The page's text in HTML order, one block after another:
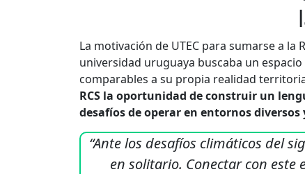
La motivación de UTEC para sumarse a la
universidad uruguaya buscaba un
comparables a su propia realidad
RCS la oportunidad de construir un
desafíos de operar en entornos diversos
“Ante los desafíos climáticos del
en solitario. Conectar con